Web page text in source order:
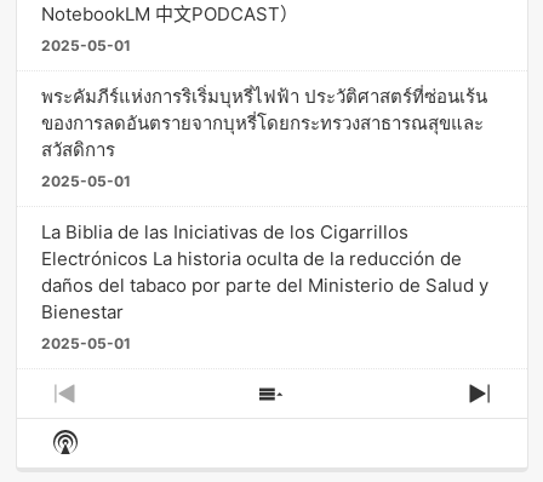
NotebookLM 中文PODCAST）
2025-05-01
พระคัมภีร์แห่งการริเริ่มบุหรี่ไฟฟ้า ประวัติศาสตร์ที่ซ่อนเร้น
ของการลดอันตรายจากบุหรี่โดยกระทรวงสาธารณสุขและ
สวัสดิการ
2025-05-01
La Biblia de las Iniciativas de los Cigarrillos
Electrónicos La historia oculta de la reducción de
daños del tabaco por parte del Ministerio de Salud y
Bienestar
2025-05-01
Previous
Episode
Show
Episodes
Next
Show
Podcast